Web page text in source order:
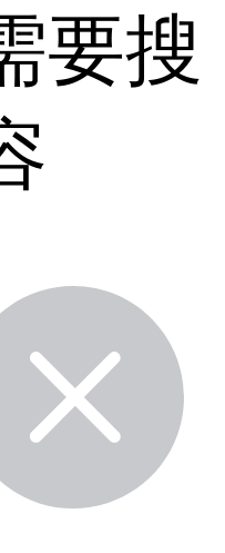
要搜